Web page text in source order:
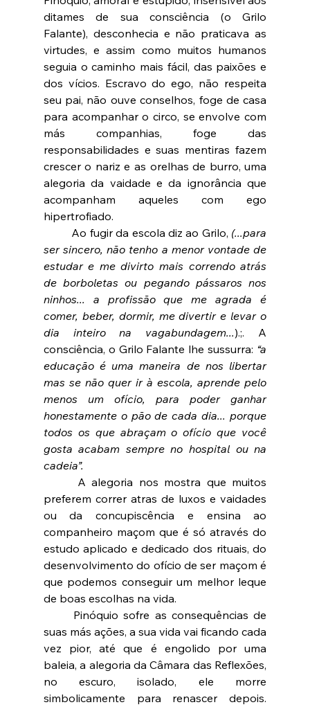
ditames de sua consciência (o Grilo
Falante), desconhecia e não praticava as
virtudes, e assim como muitos humanos
seguia o caminho mais fácil, das paixões e
dos vícios. Escravo do ego, não respeita
seu pai, não ouve conselhos, foge de casa
para acompanhar o circo, se envolve com
más companhias, foge das
responsabilidades e suas mentiras fazem
crescer o nariz e as orelhas de burro, uma
alegoria da vaidade e da ignorância que
acompanham aqueles com ego
hipertrofiado.
	Ao fugir da escola diz ao Grilo,
(...para
ser sincero, não tenho a menor vontade de
estudar e me divirto mais correndo atrás
de borboletas ou pegando pássaros nos
ninhos... a profissão que me agrada é
comer, beber, dormir, me divertir e levar o
dia inteiro na vagabundagem...).;. A
consciência, o Grilo Falante lhe sussurra: “a
educação é uma maneira de nos libertar
mas se não quer ir à escola, aprende pelo
menos um ofício, para poder ganhar
honestamente o pão de cada dia... porque
todos os que abraçam o ofício que você
gosta acabam sempre no hospital ou na
cadeia”.
preferem correr atras de luxos e vaidades
ou da concupiscência e ensina ao
companheiro maçom que é só através do
estudo aplicado e dedicado dos rituais, do
desenvolvimento do ofício de ser maçom é
que podemos conseguir um melhor leque
de boas escolhas na vida.
suas más ações, a sua vida vai ficando cada
vez pior, até que é engolido por uma
baleia, a alegoria da Câmara das Reflexões,
no escuro, isolado, ele morre
simbolicamente para renascer depois.